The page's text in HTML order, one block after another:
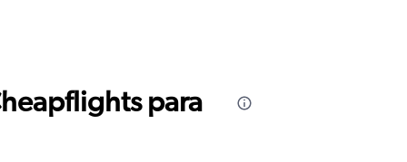
para